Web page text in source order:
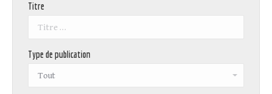
Titre
Type de publication